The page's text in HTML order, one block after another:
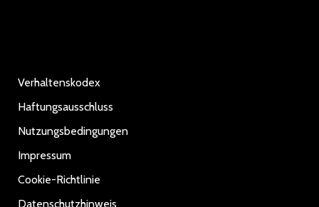
Verhaltenskodex
Haftungsausschluss
Nutzungsbedingungen
Impressum
Cookie-Richtlinie
Datenschutzhinweis